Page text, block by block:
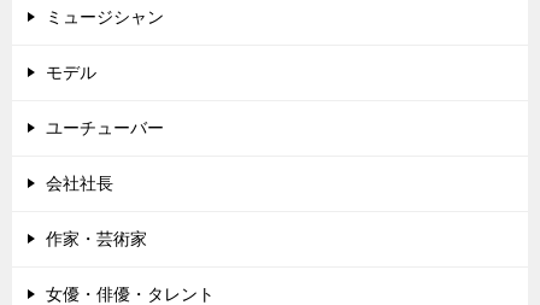
ミュージシャン
モデル
ユーチューバー
会社社長
作家・芸術家
女優・俳優・タレント